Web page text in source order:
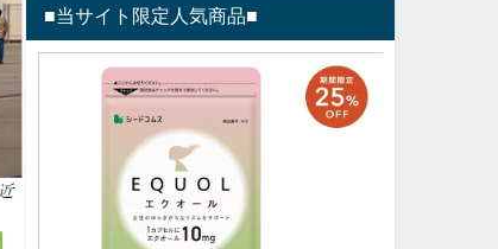
■当サイト限定人気商品■